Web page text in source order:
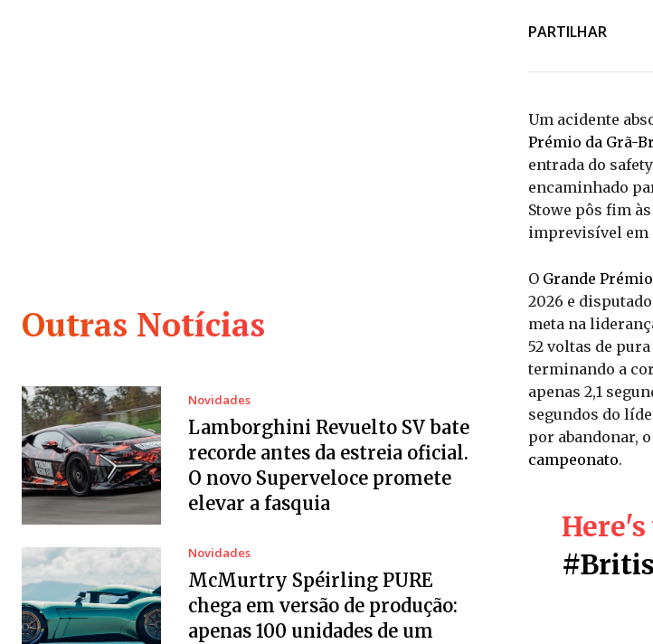
Outras Notícias
Novidades
Lamborghini Revuelto SV bate
recorde antes da estreia oficial.
O novo Superveloce promete
elevar a fasquia
Novidades
McMurtry Spéirling PURE
chega em versão de produção:
apenas 100 unidades de um
PARTILHAR
Um acidente
Prémio da Grã-
entrada do
encaminhado
Stowe pôs fim
imprevisível em
O Grande
2026 e
meta na
52 voltas de
terminando a
apenas 2,1
segundos do
por abandonar,
campeonato.